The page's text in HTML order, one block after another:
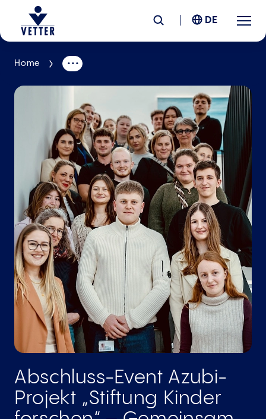
Unternehmen
Verantwortung
Services
Standorte
News &Insights
Karriere
DE
Home
Abschluss-Event Azubi-
Projekt „Stiftung Kinder